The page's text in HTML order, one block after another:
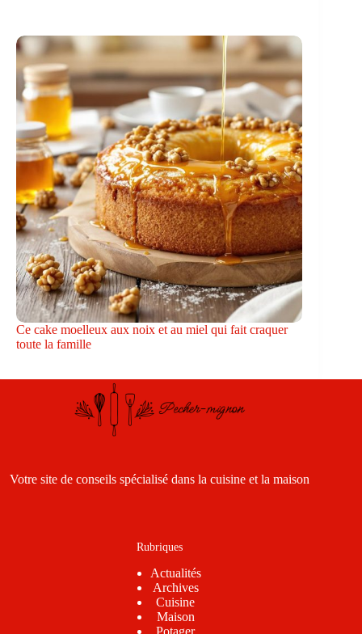
Ce cake moelleux aux noix et au miel qui fait craquer
toute la famille
Votre site de conseils spécialisé dans la cuisine et la maison
Rubriques
Actualités
Archives
Cuisine
Maison
Potager